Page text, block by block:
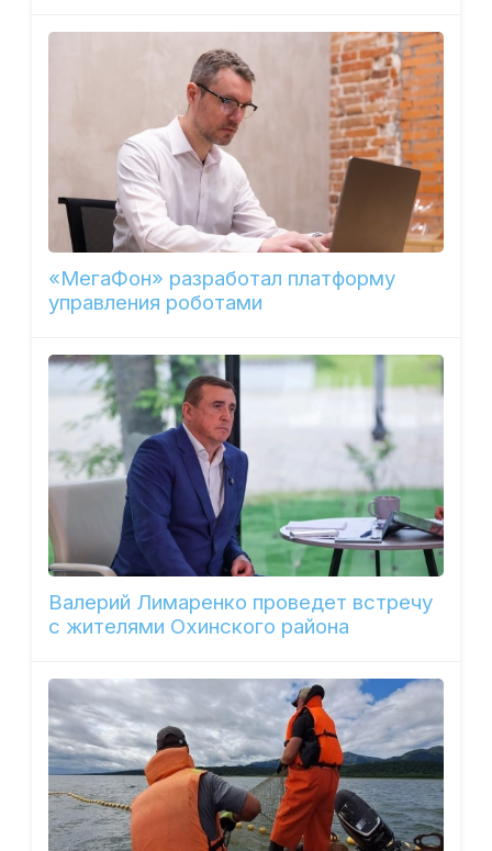
«МегаФон» разработал платформу
управления роботами
Валерий Лимаренко проведет встречу
с жителями Охинского района